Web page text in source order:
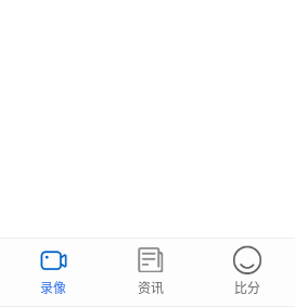
录像 资讯 比分